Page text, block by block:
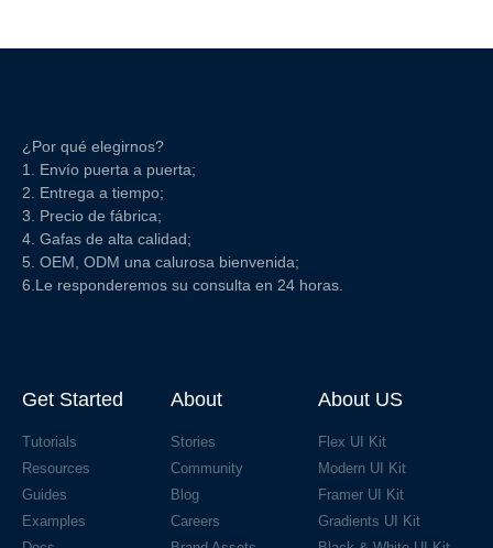
¿Por qué elegirnos?
1. Envío puerta a puerta;
2. Entrega a tiempo;
3. Precio de fábrica;
4. Gafas de alta calidad;
5. OEM, ODM una calurosa bienvenida;
6.Le responderemos su consulta en 24 horas.
Get Started
Tutorials
Resources
Guides
Examples
About
Stories
Community
Blog
Careers
About US
Flex UI Kit
Modern UI Kit
Framer UI Kit
Gradients UI Kit